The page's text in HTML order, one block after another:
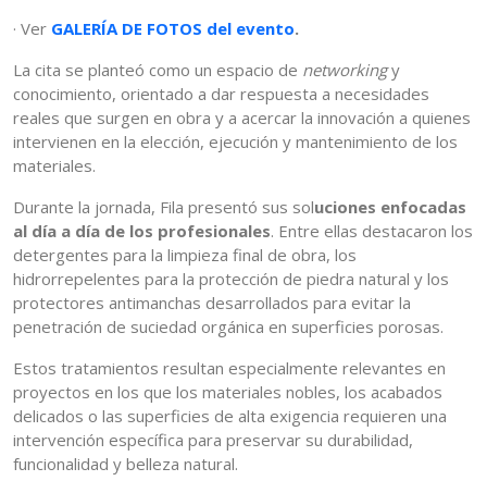
· Ver GALERÍA DE FOTOS del evento.
La cita se planteó como un espacio de networkingy
conocimiento, orientado a dar respuesta a necesidades
reales que surgen en obra y a acercar la innovación a quienes
intervienen en la elección, ejecución y mantenimiento de los
materiales.
Durante la jornada, Fila presentó sus soluciones enfocadas
al día a día de los profesionales. Entre ellas destacaron los
detergentes para la limpieza final de obra, los
hidrorrepelentes para la protección de piedra natural y los
protectores antimanchas desarrollados para evitar la
penetración de suciedad orgánica en superficies porosas.
Estos tratamientos resultan especialmente relevantes en
proyectos en los que los materiales nobles, los acabados
delicados o las superficies de alta exigencia requieren una
intervención específica para preservar su durabilidad,
funcionalidad y belleza natural.